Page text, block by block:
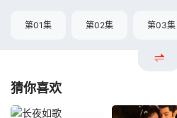
第01集 第02集 第03集
猜你喜欢